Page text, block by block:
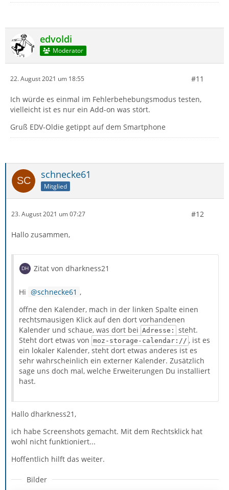
edvoldi
Moderator
22. August 2021 um 18:55 #11
Ich würde es einmal im Fehlerbehebungsmodus testen,
vielleicht ist es nur ein Add-on was stört.
Gruß EDV-Oldie getippt auf dem Smartphone
schnecke61
Mitglied
23. August 2021 um 07:27 #12
Hallo zusammen,
Zitat von dharkness21
Hi schnecke61 ,
öffne den Kalender, mach in der linken Spalte einen
rechtsmausigen Klick auf den dort vorhandenen
Kalender und schaue, was dort bei Adresse:
steht.
Steht dort etwas von moz-storage-calendar:// , ist es
ein lokaler Kalender, steht dort etwas anderes ist es
sehr wahrscheinlich ein externer Kalender. Zusätzlich
sage uns doch mal, welche Erweiterungen Du installiert
hast.
Hallo dharkness21,
ich habe Screenshots gemacht. Mit dem Rechtsklick hat
wohl nicht funktioniert...
Hoffentlich hilft das weiter.
Bilder